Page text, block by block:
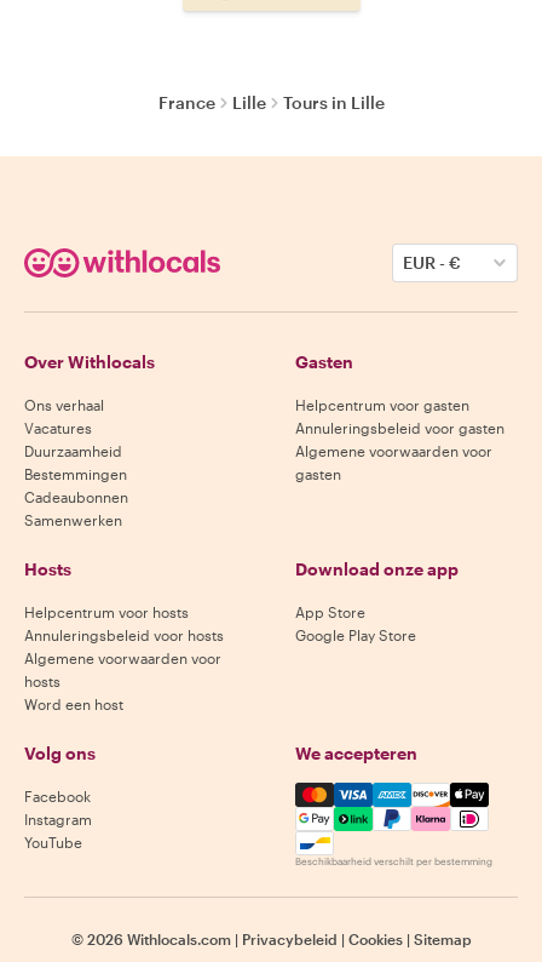
France Lille Tours in Lille
EUR-€
Over Withlocals
Ons verhaal
Vacatures
Duurzaamheid
Bestemmingen
Cadeaubonnen
Samenwerken
Gasten
Helpcentrum voor gasten
Annuleringsbeleid voor gasten
Algemene voorwaarden voor
gasten
Hosts
Helpcentrum voor hosts
Annuleringsbeleid voor hosts
Algemene voorwaarden voor
hosts
Word een host
Download onze app
App Store
Google Play Store
Volg ons
Facebook
Instagram
YouTube
We accepteren
Mastercard, Visa, Amex,
Beschikbaarheid verschilt per bestemming
© 2026 Withlocals.com | Privacybeleid | Cookies | Sitemap